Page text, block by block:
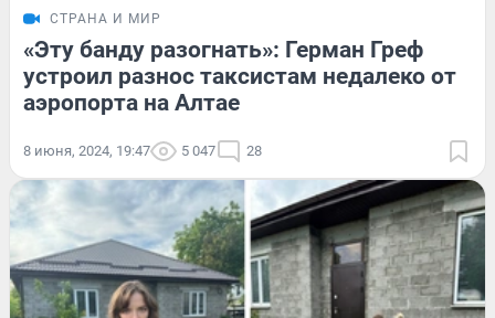
СТРАНА И МИР
«Эту банду разогнать»: Герман Греф
устроил разнос таксистам недалеко от
аэропорта на Алтае
8 июня, 2024, 19:47 5 047 28